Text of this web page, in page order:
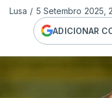
Lusa / 5 Setembro 2025,
ADICIONAR